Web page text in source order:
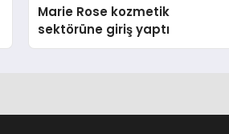
Marie Rose kozmetik
sektörüne giriş yaptı